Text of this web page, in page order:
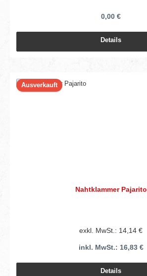
0,00 €
Details
Ausverkauft
Nahtklammer Pajarito
exkl. MwSt.: 14,14 €
inkl. MwSt.: 16,83 €
Details